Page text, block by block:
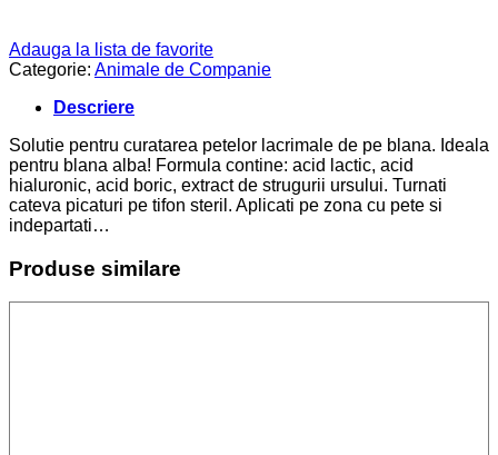
Adauga la lista de favorite
Categorie: Animale de Companie
Descriere
Solutie pentru curatarea petelor lacrimale de pe blana. Ideala
pentru blana alba! Formula contine: acid lactic, acid
hialuronic, acid boric, extract de strugurii ursului. Turnati
cateva picaturi pe tifon steril. Aplicati pe zona cu pete si
indepartati…
Produse similare